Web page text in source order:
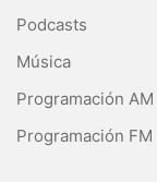
Podcasts
Música
Programación AM
Programación FM